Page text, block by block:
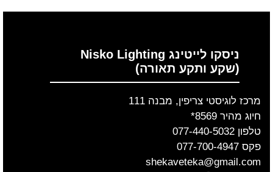
ניסקו לייטינג Nisko Lighting
(שקע ותקע תאורה)
מרכז לוגיסטי צריפין, מבנה 111
חיוג מהיר 8569*
טלפון 077-440-5032
פקס 077-700-4947
shekaveteka@gmail.com